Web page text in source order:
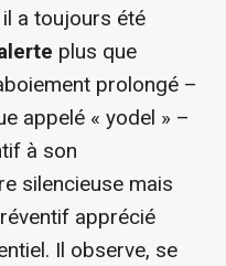
a toujours été
plus que
prolongé –
appelé « yodel » –
à son
silencieuse mais
apprécié
Il observe, se